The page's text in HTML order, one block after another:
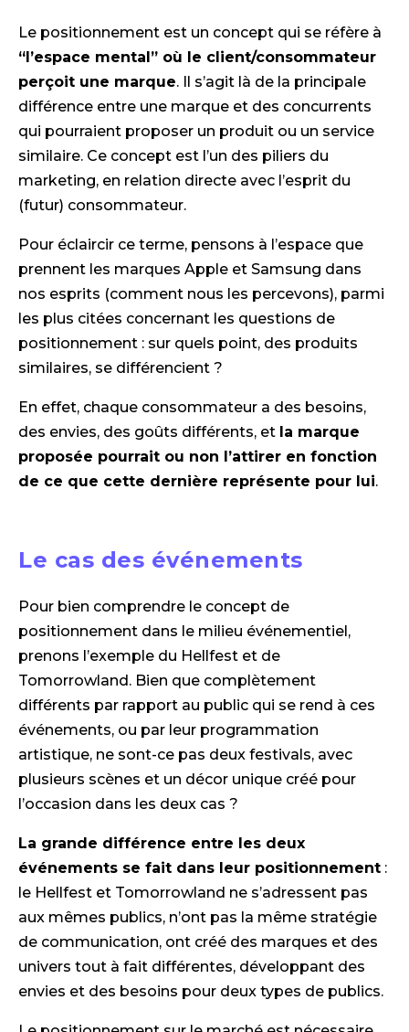
Le positionnement est un concept qui se réfère à
“l’espace mental” où le client/consommateur
perçoit une marque. Il s’agit là de la principale
différence entre une marque et des concurrents
qui pourraient proposer un produit ou un service
similaire. Ce concept est l’un des piliers du
marketing, en relation directe avec l’esprit du
(futur) consommateur.
Pour éclaircir ce terme, pensons à l’espace que
prennent les marques Apple et Samsung dans
nos esprits (comment nous les percevons), parmi
les plus citées concernant les questions de
positionnement : sur quels point, des produits
similaires, se différencient ?
En effet, chaque consommateur a des besoins,
des envies, des goûts différents, et la marque
proposée pourrait ou non l’attirer en fonction
de ce que cette dernière représente pour lui.
Le cas des événements
Pour bien comprendre le concept de
positionnement dans le milieu événementiel,
prenons l’exemple du Hellfest et de
Tomorrowland. Bien que complètement
différents par rapport au public qui se rend à ces
événements, ou par leur programmation
artistique, ne sont-ce pas deux festivals, avec
plusieurs scènes et un décor unique créé pour
l’occasion dans les deux cas ?
La grande différence entre les deux
événements se fait dans leur positionnement :
le Hellfest et Tomorrowland ne s’adressent pas
aux mêmes publics, n’ont pas la même stratégie
de communication, ont créé des marques et des
univers tout à fait différentes, développant des
envies et des besoins pour deux types de publics.